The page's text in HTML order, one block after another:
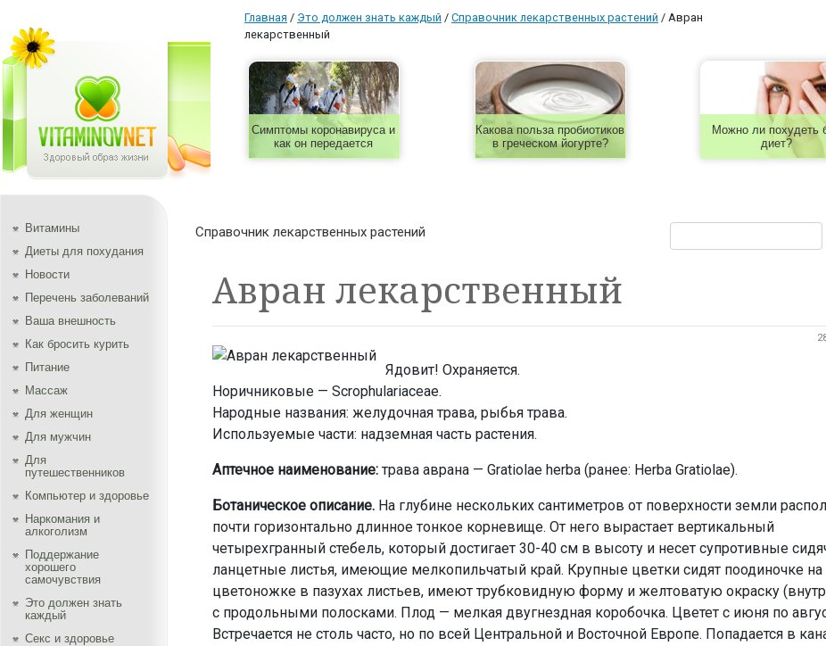
Главная / Это должен знать каждый / Справочник лекарственных растений / Авран
лекарственный
Симптомы коронавируса и
как он передается
Какова польза пробиотиков
в греческом йогурте?
Можно ли похудеть
диет?
Витамины
Диеты для похудания
Новости
Перечень заболеваний
Ваша внешность
Как бросить курить
Питание
Массаж
Для женщин
Для мужчин
Для
путешественников
Компьютер и здоровье
Наркомания и
алкоголизм
Поддержание
хорошего
самочувствия
Это должен знать
каждый
Секс и здоровье
Справочник лекарственных растений
Авран лекарственный
Ядовит! Охраняется.
Норичниковые — Scrophulariaceae.
Народные названия: желудочная трава, рыбья трава.
Используемые части: надземная часть растения.
Аптечное наименование: трава аврана — Gratiolae herba (ранее: Herba Gratiolae).
Ботаническое описание. На глубине нескольких сантиметров от поверхности земли
почти горизонтально длинное тонкое корневище. От него вырастает вертикальный
четырехгранный стебель, который достигает 30-40 см в высоту и несет супротивные
ланцетные листья, имеющие мелкопильчатый край. Крупные цветки сидят поодиночке
цветоножке в пазухах листьев, имеют трубковидную форму и желтоватую окраску
с продольными полосками. Плод — мелкая двугнездная коробочка. Цветет с июня по
Встречается не столь часто, но по всей Центральной и Восточной Европе. Попадается в